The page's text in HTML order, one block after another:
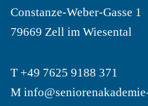
Constanze-Weber-Gasse 1
79669 Zell im Wiesental
T+49 7625 9188 371
M